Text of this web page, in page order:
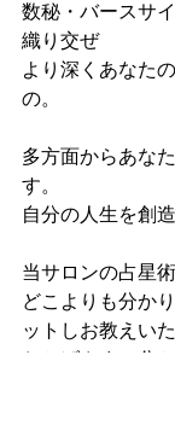
数秘・バースサ
織り交ぜ
より深くあなた
の。
多方面からあな
す。
自分の人生を創
当サロンの占星
どこよりも分か
ットしお教えいた